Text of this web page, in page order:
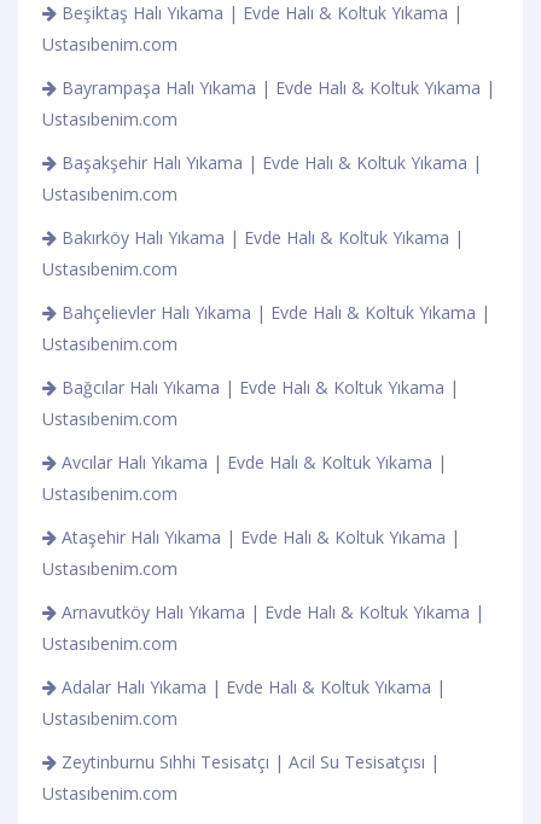
Beşiktaş Halı Yıkama | Evde Halı & Koltuk Yıkama |
Ustasıbenim.com
Bayrampaşa Halı Yıkama | Evde Halı & Koltuk Yıkama |
Ustasıbenim.com
Başakşehir Halı Yıkama | Evde Halı & Koltuk Yıkama |
Ustasıbenim.com
Bakırköy Halı Yıkama | Evde Halı & Koltuk Yıkama |
Ustasıbenim.com
Bahçelievler Halı Yıkama | Evde Halı & Koltuk Yıkama |
Ustasıbenim.com
Bağcılar Halı Yıkama | Evde Halı & Koltuk Yıkama |
Ustasıbenim.com
Avcılar Halı Yıkama | Evde Halı & Koltuk Yıkama |
Ustasıbenim.com
Ataşehir Halı Yıkama | Evde Halı & Koltuk Yıkama |
Ustasıbenim.com
Arnavutköy Halı Yıkama | Evde Halı & Koltuk Yıkama |
Ustasıbenim.com
Adalar Halı Yıkama | Evde Halı & Koltuk Yıkama |
Ustasıbenim.com
Zeytinburnu Sıhhi Tesisatçı | Acil Su Tesisatçısı |
Ustasıbenim.com